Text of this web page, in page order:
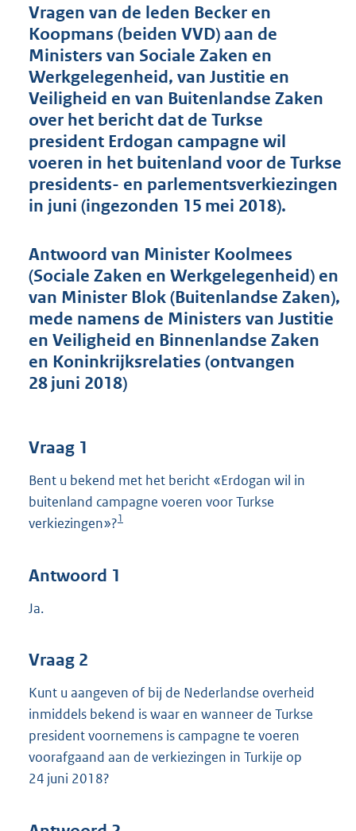
d
s
g
r
o
t
:
4
4
Vragen van de leden Becker en
Koopmans (beiden VVD) aan de
Ministers van Sociale Zaken en
Werkgelegenheid, van Justitie en
Veiligheid en van Buitenlandse Zaken
over het bericht dat de Turkse
president Erdogan campagne wil
voeren in het buitenland voor de Turkse
presidents- en parlementsverkiezingen
in juni (ingezonden 15 mei 2018).
Antwoord van Minister Koolmees
(Sociale Zaken en Werkgelegenheid) en
van Minister Blok (Buitenlandse Zaken),
mede namens de Ministers van Justitie
en Veiligheid en Binnenlandse Zaken
en Koninkrijksrelaties (ontvangen
28 juni 2018)
Vraag 1
Bent u bekend met het bericht «Erdogan wil in
buitenland campagne voeren voor Turkse
verkiezingen»?1
Antwoord 1
Ja.
Vraag 2
Kunt u aangeven of bij de Nederlandse overheid
inmiddels bekend is waar en wanneer de Turkse
president voornemens is campagne te voeren
voorafgaand aan de verkiezingen in Turkije op
24 juni 2018?